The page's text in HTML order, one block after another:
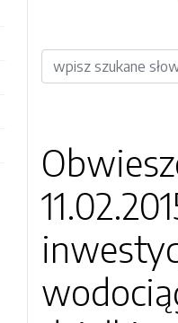
Wyszukiwarka